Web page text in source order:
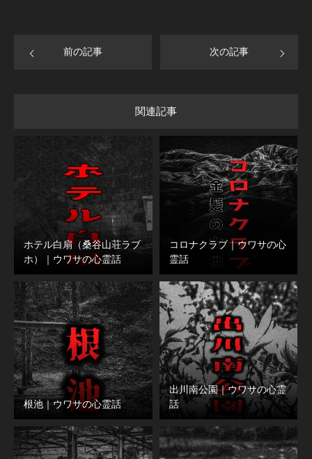
前の記事 次の記事
関連記事
ホテル白扇（桑谷山荘ラブ
ホ）｜ウワサの心霊話
コロナクラブ｜ウワサの心
霊話
根池｜ウワサの心霊話
出川南公園｜ウワサの心霊
話